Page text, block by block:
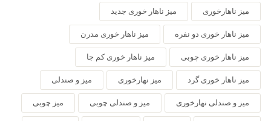
میز ناهارخوری میز ناهار خوری جدید
میز ناهار خوری دو نفره میز ناهار خوری مدرن
میز ناهار خوری چوبی میز ناهار خوری کم جا
میز ناهار خوری گرد میز نهارخوری میز و صندلی
میز و صندلی نهارخوری میز و صندلی چوبی میز چوبی